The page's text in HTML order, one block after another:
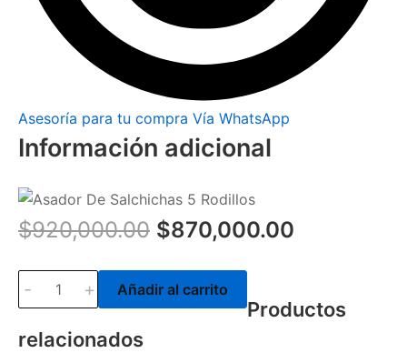
Asesoría para tu compra Vía WhatsApp
Información adicional
$920,000.00 $870,000.00
- + Añadir al carrito
Productos
relacionados